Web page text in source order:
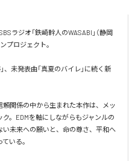
ラジオ「鉄崎幹人のWASABI」（静岡
プロジェクト。
、未発表曲「真夏のバイレ」に続く新
関係の中から生まれた本作は、メッ
。EDMを軸にしながらもジャンルの
未来への願いと、命の尊さ、平和へ
いる。